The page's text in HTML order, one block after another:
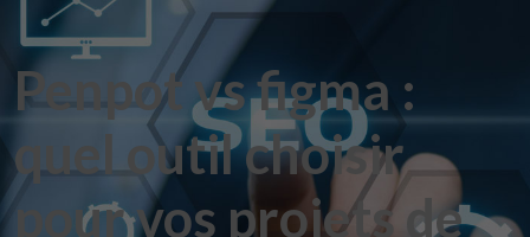
Penpot vs figma :
quel outil choisir
pour vos projets de